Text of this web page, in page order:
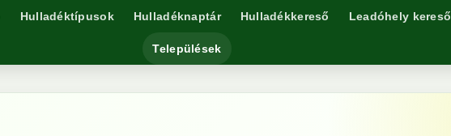
Hulladéktípusok Hulladéknaptár Hulladékkereső Leadóhely kereső
Települések